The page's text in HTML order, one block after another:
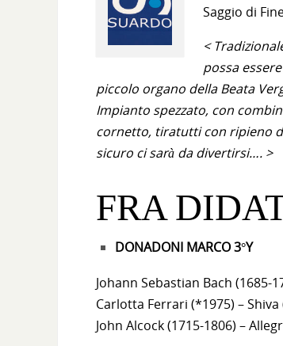
Saggio di
<
possa
piccolo organo della Beata
Impianto spezzato, con
cornetto, tiratutti con ripieno
sicuro ci sarà da divertirsi…. >
FRA
DONADONI MARCO 3°Y
Johann Sebastian Bach (1685-
Carlotta Ferrari (*1975) –
John Alcock (1715-1806) –